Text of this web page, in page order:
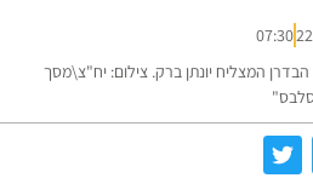
יונתן ברק. צילום: יח"צ\מסך